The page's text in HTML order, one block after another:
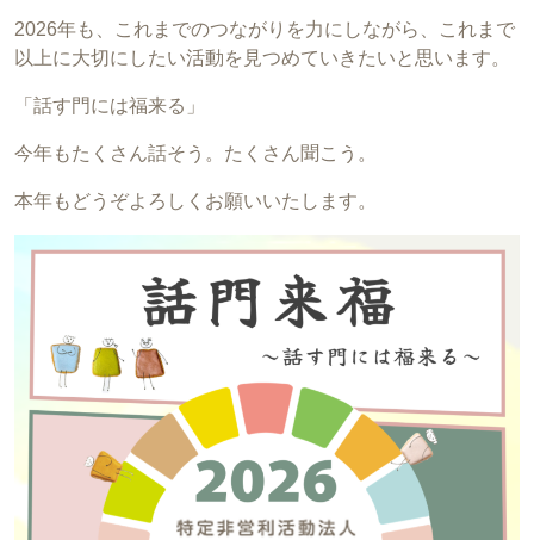
2026年も、これまでのつながりを力にしながら、これまで
以上に大切にしたい活動を見つめていきたいと思います。
「話す門には福来る」
今年もたくさん話そう。たくさん聞こう。
本年もどうぞよろしくお願いいたします。